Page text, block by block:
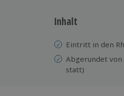
Inhalt
Eintritt in den
Abgerundet
statt)